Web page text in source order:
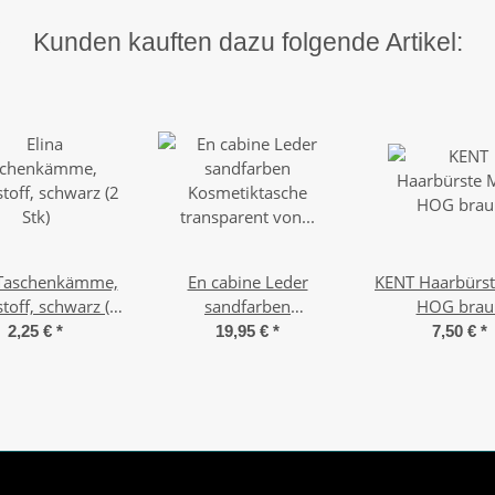
Kunden kauften dazu folgende Artikel:
schwarz (2
Stk)
2,25 € *
En cabine Leder
sandfarben
Kosmetiktasche
19,95 € *
KENT
HOG
7,50 € *